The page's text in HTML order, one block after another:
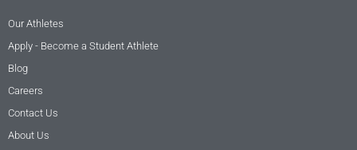
Our Athletes
Apply - Become a Student Athlete
Blog
Careers
Contact Us
About Us